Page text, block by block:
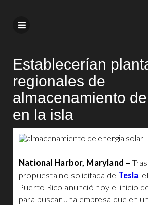
Establecerían
regionales de
almacenamiento
en la isla
National Harbor, Maryland –
propuesta no solicitada de Tesla,
Puerto Rico anunció hoy el inicio
para buscar una empresa que en